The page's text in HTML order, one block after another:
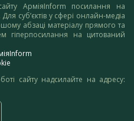
АрміяInform посилання на
Для суб’єктів у сфері онлайн-медіа
абзаці матеріалу прямого та
гіперпосилання на цитований
сайту надсилайте на адресу: